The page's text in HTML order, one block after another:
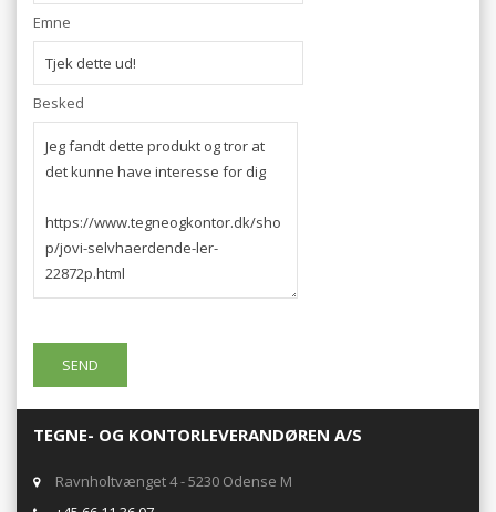
Emne
Besked
TEGNE- OG KONTORLEVERANDØREN A/S
Ravnholtvænget 4 - 5230 Odense M